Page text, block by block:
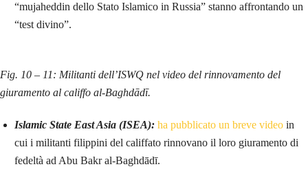
“mujaheddin dello Stato Islamico in Russia” stanno affrontando un
“test divino”.
Fig. 10 – 11: Militanti dell’ISWQ nel video del rinnovamento del
giuramento al califfo al-Baghdādī.
Islamic State East Asia (ISEA): ha pubblicato un breve video in
cui i militanti filippini del califfato rinnovano il loro giuramento di
fedeltà ad Abu Bakr al-Baghdādī.